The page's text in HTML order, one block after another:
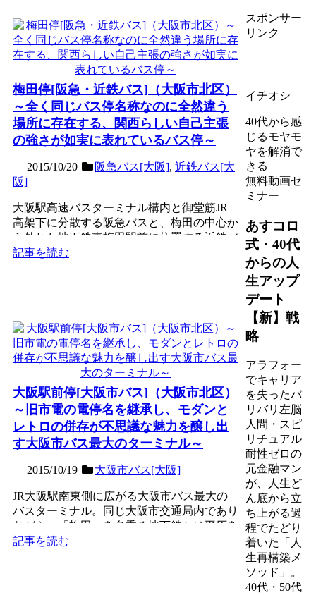
梅田停[阪急・近鉄バス]（大阪市北区）
～全く同じバス停名称なのに全然違う
場所に存在する、関西らしい自己主張
の強さが如実に表れているバス停～
2015/10/20 阪急バス[大阪], 近鉄バス[大
阪]
大阪駅高速バスターミナル構内と御堂筋JR
高架下に分散する阪急バスと、梅田の中心か
ら外れた地下鉄東梅田駅前に位置する近鉄バ
スのバス停。同一構内...
記事を読む
大阪駅前停[大阪市バス]（大阪市北区）
～旧市電の電停名を継承し、モダンと
レトロの併存が不思議な魅力を醸し出
す大阪市バス最大のターミナル～
2015/10/19 大阪市バス[大阪]
JR大阪駅南東側に広がる大阪市バス最大の
バスターミナル。同じ大阪市交通局内であり
ながら、「梅田」を名乗る地下鉄とは平仄を
合わせず、旧大阪市電...
記事を読む
スポンサー
リンク
イチオシ
40代から感
じるモヤモ
ヤを解消で
きる
無料動画セ
ミナー
あすコロ
式・40代
からの人
生アップ
デート
【新】戦
略
アラフォー
でキャリア
を失ったバ
リバリ左脳
人間・スピ
リチュアル
耐性ゼロの
元金融マン
が、人生ど
ん底から立
ち上がる過
程でたどり
着いた「人
生再構築メ
ソッド」。
40代・50代